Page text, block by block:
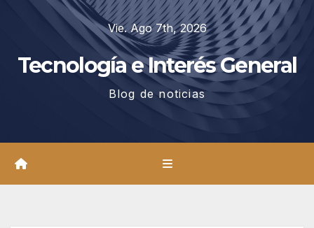
Vie. Ago 7th, 2026
Tecnología e Interés General
Blog de noticias